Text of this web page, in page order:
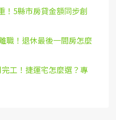
！5縣市房貸金額同步創
職！退休最後一間房怎麼
工！捷運宅怎麼選？專